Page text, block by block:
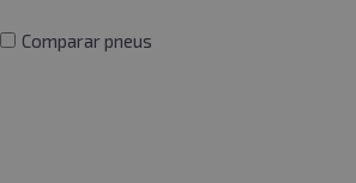
Comparar pneus